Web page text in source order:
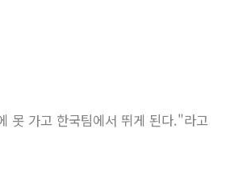
못 가고 한국팀에서 뛰게 된다."라고